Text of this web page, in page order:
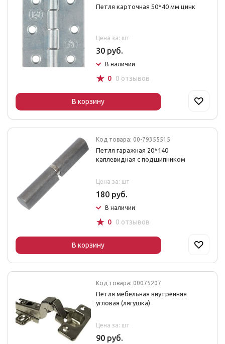
Петля карточная 50*40 мм цинк
Цена за: шт
30 руб.
В наличии
☆ 0 0 отзывов
В корзину
Код товара: 00-79355515
Петля гаражная 20*140
каплевидная с подшипником
Цена за: шт
180 руб.
В наличии
☆ 0 0 отзывов
В корзину
Код товара: 00075207
Петля мебельная внутренняя
угловая (лягушка)
Цена за: шт
90 руб.